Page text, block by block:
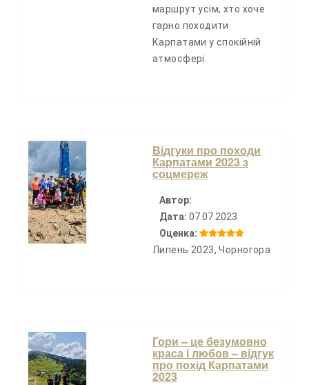
маршрут усім, хто хоче
гарно походити
Карпатами у спокійній
атмосфері.
Відгуки про походи
Карпатами 2023 з
соцмереж
Автор:
Дата: 07.07.2023
Оценка:
Липень 2023, Чорногора
Гори – це безумовно
краса і любов – відгук
про похід Карпатами
2023